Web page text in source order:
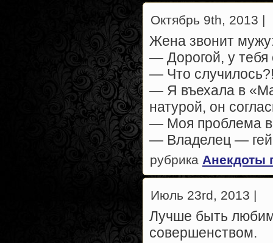
Октябрь 9th, 2013 |
Жена звонит
— Дорогой, у тебя
— Что
— Я въехала в
натурой, он
— Моя проблема
— Владелец —
рубрика Анекдоты
Июль 23rd, 2013 |
Лучше быть
совершенством.